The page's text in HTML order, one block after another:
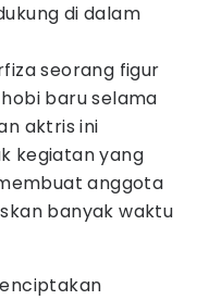
di dalam
seorang figur
baru selama
aktris ini
kegiatan yang
anggota
banyak waktu